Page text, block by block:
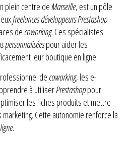
plein centre deMarseille, est un pôle
freelances développeurs Prestashop
de coworking. Ces spécialistes
personnaliséespour aider les
leur boutique en ligne.
de coworking, les e-
à utiliserPrestashoppour
les fiches produits et mettre
Cette autonomie renforce la
.